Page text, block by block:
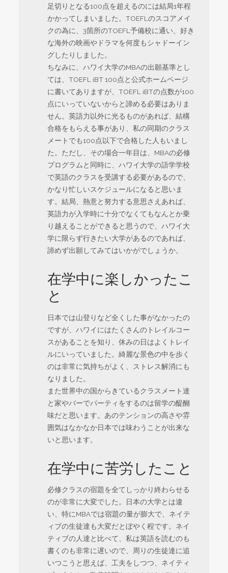
足切りとなる100点を超えるのには結局1年程
かかってしまいました。TOEFLのスコアメイ
クの為に、3箇所のTOEFL予備校に通い、好き
な海外の映画やドラマを何度もシャドーイン
グしたりしました。
ちなみに、ハワイ大学のMBAの出願基準とし
ては、TOEFL iBT 100点と公式ホームページ
に書いてありますが、TOEFL iBTの点数が100
点にいっていないからと諦める必要はありま
せん。英語力以外に光るものがあれば、結構
合格をもらえる事があり、私の同期のクラス
メートでも100点以下で合格した人もいまし
た。ただし、その場合一年目は、MBAの必修
プログラムと同時に、ハワイ大学の語学学校
で英語のクラスを受講する必要があるので、
かなり忙しいスケジュールになると思いま
す。結局、熱意と努力する意思さえあれば、
英語力が入学時に十分でなくてもなんとか乗
り越えることができると思うので、ハワイ大
学に限らず行きたい大学があるのであれば、
諦めず出願してみてはいかがでしょうか。
在学中に楽しかったこ
と
日本では山登りなど全くした事がなかったの
ですが、ハワイにはたくさんのトレイルコー
スがあることを知り、休みの日はよくトレイ
ルにいっていました。綺麗な景色の中を歩く
のは非常に気持ちがよく、ストレス解消にも
なりました。
また世界中の国からきているクラスメート達
と家やバーでパーティをするのは留学の醍醐
味だと思います。あのテンションの高さや雰
囲気はなかなか日本では味わうことが出来な
いと思います。
在学中に苦労したこと
必修クラスの宿題を全てしっかり終わらせる
のが非常に大変でした。日本の大学とは違
い、特にMBAでは宿題の量が膨大で、ネイテ
ィブの生徒達も大変だとぼやく程です。ネイ
ティブの人達と比べて、私は英語を読むのも
書くのも非常に遅いので、周りの生徒達に追
いつこうと思えば、工夫をしつつ、ネイティ